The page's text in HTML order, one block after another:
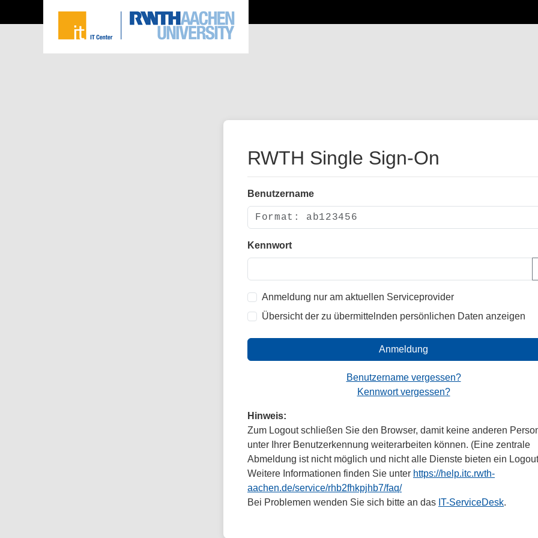
RWTH Single Sign-On
Benutzername
Kennwort
Anmeldung nur am aktuellen Serviceprovider
Übersicht der zu übermittelnden persönlichen Daten anzeigen
Anmeldung
Benutzername vergessen?
Kennwort vergessen?
Hinweis:
Zum Logout schließen Sie den Browser, damit keine anderen
unter Ihrer Benutzerkennung weiterarbeiten können. (Eine zentrale
Abmeldung ist nicht möglich und nicht alle Dienste bieten ein
Weitere Informationen finden Sie unter https://help.itc.rwth-
aachen.de/service/rhb2fhkpjhb7/faq/
Bei Problemen wenden Sie sich bitte an das IT-ServiceDesk.